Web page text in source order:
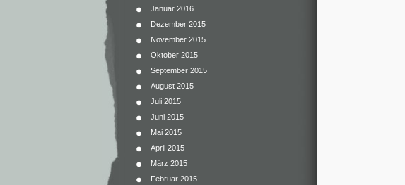
Januar 2016
Dezember 2015
November 2015
Oktober 2015
September 2015
August 2015
Juli 2015
Juni 2015
Mai 2015
April 2015
März 2015
Februar 2015